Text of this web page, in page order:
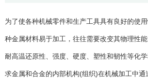
为了使各种机械零件和生产工具具有良好的使
种金属材料易于加工，往往需要改变其物理性能
耐高温还原性、强度、硬度、塑性和韧性等化
求金属和合金的内部机构(组织)在机械加工中通